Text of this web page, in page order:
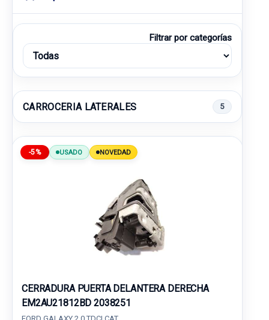
Filtrar por categorías
CARROCERIA LATERALES 5
-5% USADO NOVEDAD
CERRADURA PUERTA DELANTERA DERECHA
EM2AU21812BD 2038251